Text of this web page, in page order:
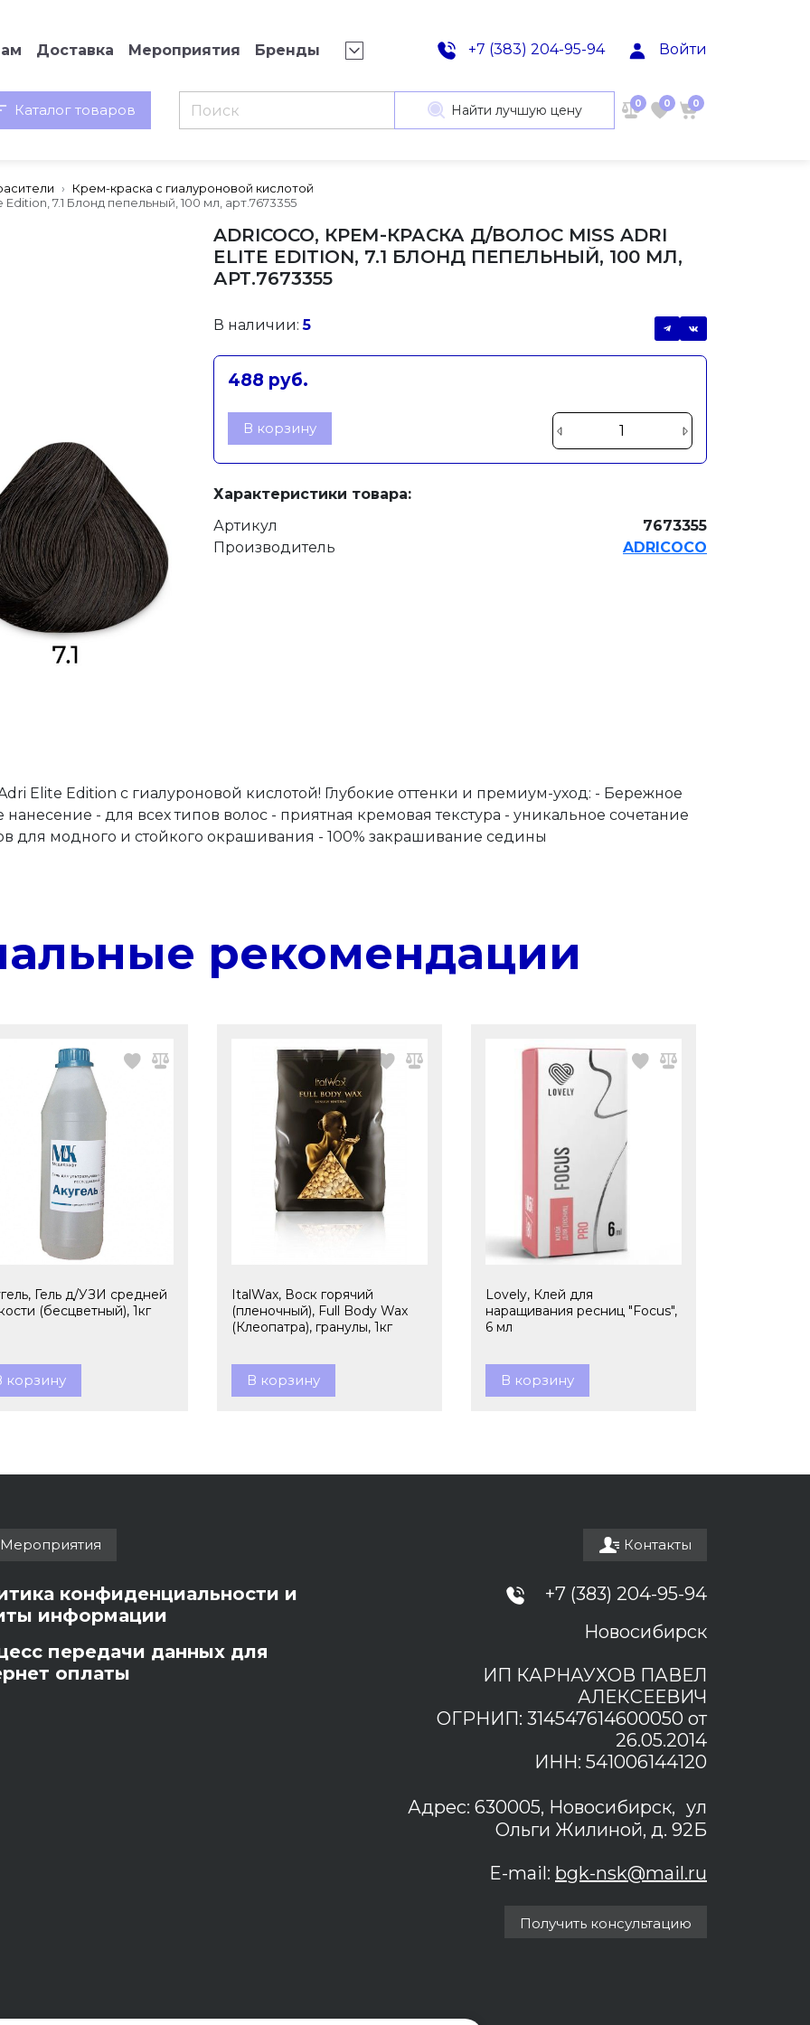
Доставка Мероприятия Бренды +7 (383) 204-95-94 Войти
Каталог товаров Найти лучшую цену 0 0 0
Крем-краска с гиалуроновой кислотой
7.1 Блонд пепельный, 100 мл, арт.7673355
ADRICOCO, КРЕМ-КРАСКА Д/ВОЛОС MISS ADRI
ELITE EDITION, 7.1 БЛОНД ПЕПЕЛЬНЫЙ, 100 МЛ,
АРТ.7673355
В наличии:5
488 руб.
В корзину
Характеристики товара:
Артикул
7673355
Производитель
ADRICOCO
Elite Edition с гиалуроновой кислотой! Глубокие оттенки и премиум-уход: - Бережное
- для всех типов волос - приятная кремовая текстура - уникальное сочетание
для модного и стойкого окрашивания - 100% закрашивание седины
рекомендации
Гель д/УЗИ средней
(бесцветный), 1кг
корзину
ItalWax, Воск горячий
(пленочный), Full Body Wax
(Клеопатра), гранулы, 1кг
В корзину
Lovely, Клей для
наращивания ресниц "Focus",
6 мл
В корзину
Мероприятия
конфиденциальности и
информации
передачи данных для
оплаты
Контакты
+7 (383) 204-95-94
Новосибирск
ИП КАРНАУХОВ ПАВЕЛ
АЛЕКСЕЕВИЧ
ОГРНИП: 314547614600050 от
26.05.2014
ИНН: 541006144120
Адрес: 630005, Новосибирск, ул
Ольги Жилиной, д. 92Б
E-mail: bgk-nsk@mail.ru
Получить консультацию